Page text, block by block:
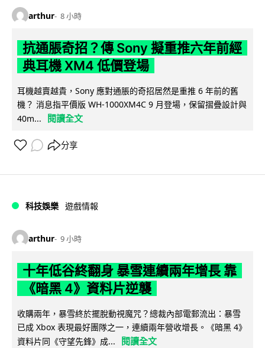
arthur 8 小時
抗通脹奇招？傳 Sony 擬重推六年前經
典耳機 XM4 低價登場
耳機越賣越貴，Sony 應對通脹的奇招居然是重推 6 年前的舊
機？ 消息指平價版 WH-1000XM4C 9 月登場，保留摺疊設計與
40m...
閱讀全文
分享
科技娛樂 遊戲情報
arthur 9 小時
十年低谷終翻身 暴雪連續兩年增長 靠
《暗黑 4》資料片逆襲
收購兩年，暴雪終於擺脫動視魔咒？總裁內部電郵流出：暴雪
已成 Xbox 表現最好團隊之一，連續兩年營收增長。《暗黑 4》
資料片同《守望先鋒》成...
閱讀全文